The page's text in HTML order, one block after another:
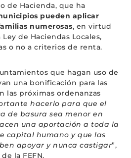
de Hacienda, que ha
pueden aplicar
numerosas, en virtud
de Haciendas Locales,
o no a criterios de renta.
que hagan uso de
una bonificación para las
las próximas ordenanzas
hacerlo para que el
de basura sea menor en
una aportación a toda la
capital humano y que las
apoyar y nunca castigar”,
la FEFN.